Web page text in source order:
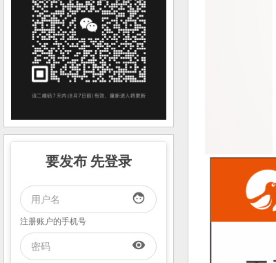
要发布 先登录
face
注册账户的手机号
visibility